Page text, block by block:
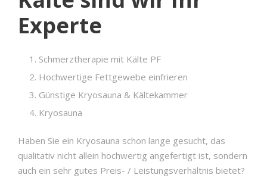
Experte
Schmerztherapie mit Kälte PF
Hochwertige Fettgewebe einfrieren
Günstige Kryosauna & Kältekammer
Kryosauna
Haben Sie ein Kryosauna schon lange gesucht, das
qualitativ nicht allein hochwertig angefertigt ist, sondern
auch ein sehr gutes Preis- / Leistungsverhältnis bietet?